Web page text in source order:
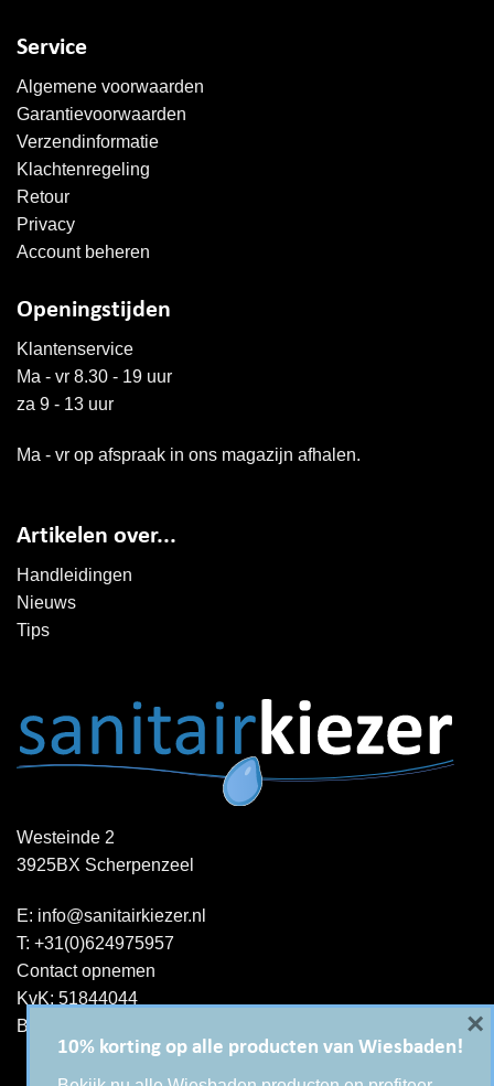
Service
Algemene voorwaarden
Garantievoorwaarden
Verzendinformatie
Klachtenregeling
Retour
Privacy
Account beheren
Openingstijden
Klantenservice
Ma - vr 8.30 - 19 uur
za 9 - 13 uur
Ma - vr op afspraak in ons magazijn afhalen.
Artikelen over...
Handleidingen
Nieuws
Tips
Westeinde 2
3925BX Scherpenzeel
E: info@sanitairkiezer.nl
T: +31(0)624975957
Contact opnemen
KvK: 51844044
BTW-ID : NL001344060B15
10% korting op alle producten van Wiesbaden!
×